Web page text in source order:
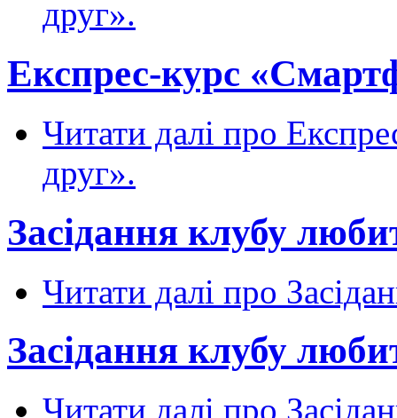
друг».
Експрес-курс
Читати далі про
друг».
Засідання клубу
Читати далі про
Засідання клубу
Читати далі про